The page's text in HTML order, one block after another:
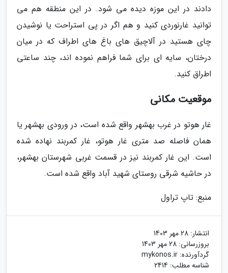
دادند در این موزه دیده می شود. در این منطقه هم می
توانید غارنوردی کنید و هم اگر در پی استراحت یا نوشیدن
چای هستید در آلاچیق های باغ های اطراف که در میان
درختان، سایه ای برای شما فراهم نموده اند، چند ساعتی
اطراق کنید.
موقعیت مکانی
غار هوتو در غرب بهشهر واقع شده است، در ورودی بهشهر یا
همان فاصله صد متری غار هوتو، غار کمربند نهاده شده
است. این غار کمربند نیز در قسمت غربی شهرستان بهشهر،
در حاشیه شرقی روستای شهید آباد واقع شده است.
منبع: تاپ تراول
انتشار: 28 مهر 1403
بروزرسانی: 28 مهر 1403
گردآورنده: mykonos.ir
شناسه مطلب: 2414